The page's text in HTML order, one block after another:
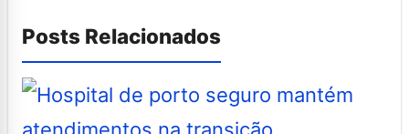
Posts Relacionados